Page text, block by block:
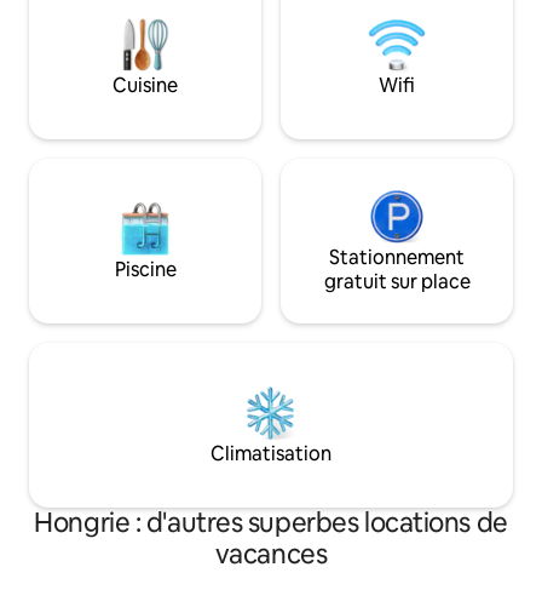
de l'eau, mais le bras régulé du Danube
s'étend de l'autre côté de la route. La
taxe de séjour locale est payable
séparément, à un taux de 300
frais au bord de
journée à
bateau ou en
une soirée
Cuisine Wifi
Piscine
Stationnement
gratuit sur place
Climatisation
Hongrie : d'autres superbes locations de
vacances